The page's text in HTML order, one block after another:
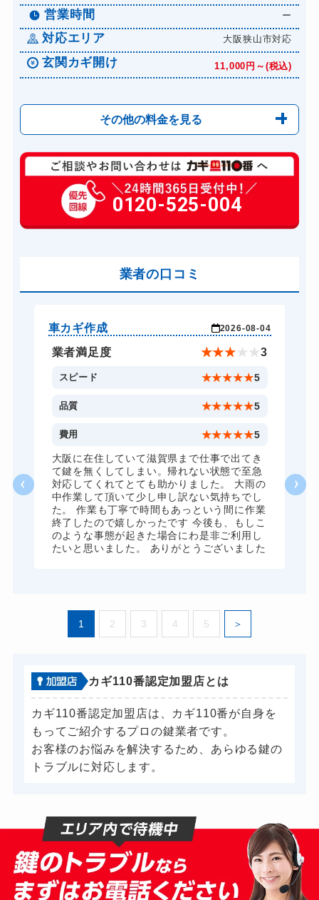
営業時間 ー
対応エリア 大阪狭山市対応
玄関カギ開け 11,000円～(税込)
その他の料金を見る
玄関カギ修理 6,600円～(税込)
玄関カギ作成 14,300円～(税込)
玄関カギ交換 14,300円～(税込)
バイクカギ開け
スーツケースカギ開け 8,800円～(税込)
スーツケースカギ作成 8,800円～(税込)
金庫カギ開け 14,300円～(税込)
金庫カギ修理 11,000円～(税込)
11,000円～(税込)
8,800円～(税込)
ドアノブカギ開け 10,780円～(税込)
ドアノブカギ作成 8,800円～(税込)
ドアノブカギ交換 11,000円～(税込)
0120-525-004
業者の口コミ
車カギ作成 2026-08-04
業者満足度 ★★★ ★ ★3
スピード ★★★★★5
品質 ★★★★★5
費用 ★★★★★5
大阪に在住していて滋賀県まで仕事で出てき
て鍵を無くしてしまい。帰れない状態で至急
対応してくれてとても助かりました。 大雨の
中作業して頂いて少し申し訳ない気持ちでし
た。 作業も丁寧で時間もあっという間に作業
終了したので嬉しかったです 今後も、もしこ
のような事態が起きた場合にわ是非ご利用し
たいと思いました。 ありがとうございました
1 2 3 4 5
カギ110番認定加盟店とは
カギ110番認定加盟店は、カギ110番が自身を
もってご紹介するプロの鍵業者です。
お客様のお悩みを解決するため、あらゆる鍵の
トラブルに対応します。